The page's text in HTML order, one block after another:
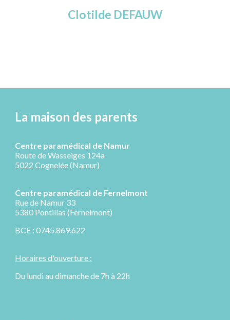
Clotilde DEFAUW
La maison des parents
Centre paramédical de Namur
Route de Wasseiges 124a
5022 Cognelée (Namur)
Centre paramédical de Fernelmont
Rue de Namur 33
5380 Pontillas (Fernelmont)
BCE : 0745.869.622
Horaires d'ouverture :
Du lundi au dimanche de 7h à 22h